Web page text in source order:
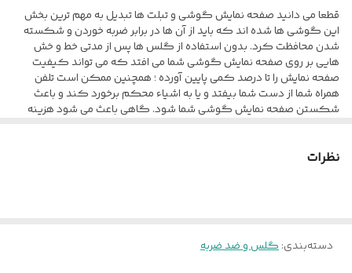
قطعا می دانید صفحه نمایش گوشی و تبلت ها تبدیل به مهم ترین بخش
این گوشی ها شده اند که باید از آن ها در برابر ضربه خوردن و شکسته
شدن محافظت کرد. بدون استفاده از گلس ها پس از مدتی خط و خش
هایی بر روی صفحه نمایش گوشی شما می افتد که می تواند کیفیت
صفحه نمایش را تا درصد کمی پایین آورده ؛ همچنین ممکن است تلفن
همراه شما از دست شما بیفتد و یا به اشیاء محکم برخورد کند و باعث
شکستن صفحه نمایش گوشی شما شود. گاهی باعث می شود هزینه
طور کامل صفحه نمایش گوشی شما را می پوشاند و در برابر آسیب ها
به همین خاطر به خوبی روی صفحه نمایش شما قرار می گیرد و آن را می
نظرات
دسته‌بندی:گلس و ضد ضربه